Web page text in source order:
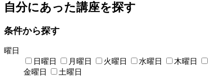
自分にあった講座を探す
条件から探す
曜日
日曜日
月曜日 火曜日 水曜日
木曜日
金曜日
土曜日